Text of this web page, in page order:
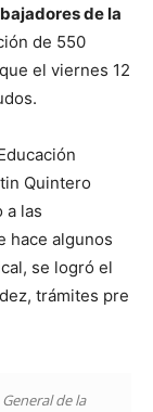
de la
de 550
el viernes 12
Quintero
a las
hace algunos
se logró el
trámites pre
de la